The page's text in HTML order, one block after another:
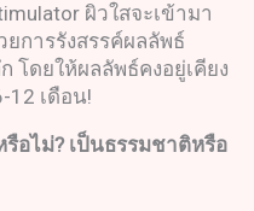
ผิวใสจะเข้ามา
การรังสรรค์ผลลัพธ์
โดยให้ผลลัพธ์คงอยู่เคียง
เดือน!
รือไม่? เป็นธรรมชาติหรือ